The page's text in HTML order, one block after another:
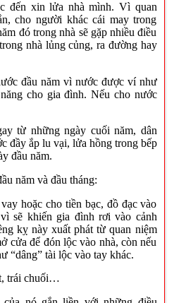
đến xin lửa nhà mình. Vì quan
cho người khác cái may trong
đó trong nhà sẽ gặp nhiều điều
nhà lủng củng, ra đường hay
đầu năm vì nước được ví như
cho gia đình. Nếu cho nước
từ những ngày cuối năm, dân
đầy ắp lu vại, lửa hồng trong bếp
đầu năm.
năm và đầu tháng:
hoặc cho tiền bạc, đồ đạc vào
sẽ khiến gia đình rơi vào cảnh
kỵ này xuất phát từ quan niệm
cửa để đón lộc vào nhà, còn nếu
“dâng” tài lộc vào tay khác.
trái chuối…